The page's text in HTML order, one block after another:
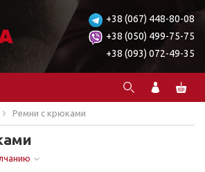
+38 (067) 448-80-08
+38 (050) 499-75-75
+38 (093) 072-49-35
Ремни с крюками